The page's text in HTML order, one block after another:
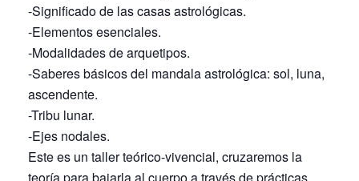
-Significado de las casas astrológicas.
-Elementos esenciales.
-Modalidades de arquetipos.
-Saberes básicos del mandala astrológica: sol, luna,
ascendente.
-Tribu lunar.
-Ejes nodales.
Este es un taller teórico-vivencial, cruzaremos la
teoría para bajarla al cuerpo a través de prácticas